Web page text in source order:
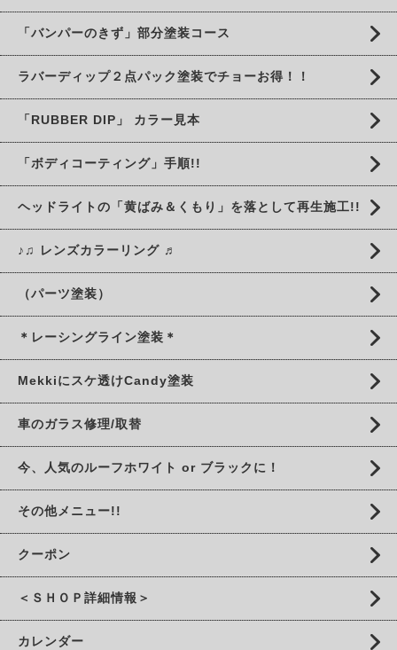
「バンパーのきず」部分塗装コース
ラバーディップ２点パック塗装でチョーお得！！
「RUBBER DIP」 カラー見本
「ボディコーティング」手順!!
ヘッドライトの「黄ばみ＆くもり」を落として再生施工!!
♪♫ レンズカラーリング ♬
（パーツ塗装）
＊レーシングライン塗装＊
Mekkiにスケ透けCandy塗装
車のガラス修理/取替
今、人気のルーフホワイト or ブラックに！
その他メニュー!!
クーポン
＜ＳＨＯＰ詳細情報＞
カレンダー